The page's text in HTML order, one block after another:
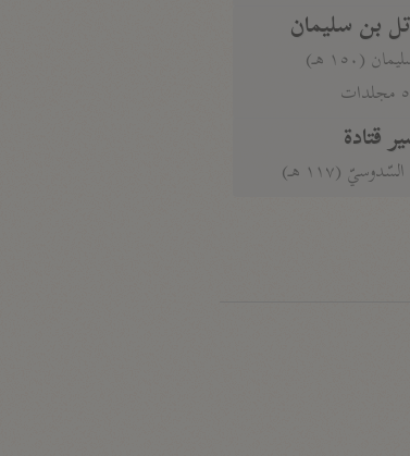
بن سليمان
(١٥٠ هـ)
قتادة
(١١٧ هـ)